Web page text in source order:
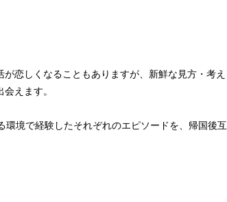
恋しくなることもありますが、新鮮な見方・考え
えます。
境で経験したそれぞれのエピソードを、帰国後互